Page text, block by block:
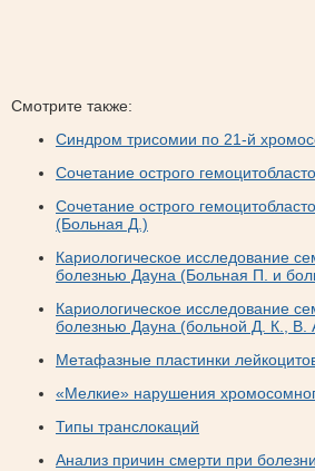
Смотрите также:
Синдром трисомии по 21-й
Сочетание острого
Сочетание острого
(Больная Д.)
Кариологическое исследование
болезнью Дауна (Больная П. и
Кариологическое исследование
болезнью Дауна (больной Д. К., В.
Метафазные пластинки
«Мелкие» нарушения
Типы транслокаций
Анализ причин смерти при